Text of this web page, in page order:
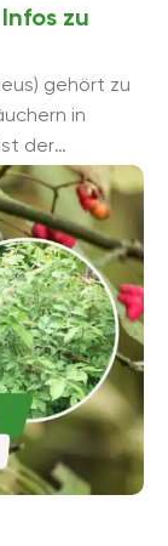
zu
gehört zu
in
der
...